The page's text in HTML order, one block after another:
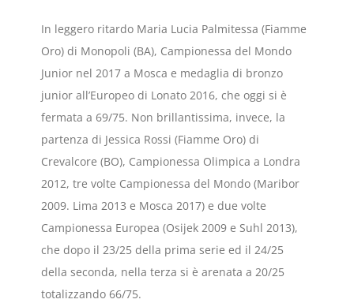
In leggero ritardo Maria Lucia Palmitessa (Fiamme
Oro) di Monopoli (BA), Campionessa del Mondo
Junior nel 2017 a Mosca e medaglia di bronzo
junior all’Europeo di Lonato 2016, che oggi si è
fermata a 69/75. Non brillantissima, invece, la
partenza di Jessica Rossi (Fiamme Oro) di
Crevalcore (BO), Campionessa Olimpica a Londra
2012, tre volte Campionessa del Mondo (Maribor
2009. Lima 2013 e Mosca 2017) e due volte
Campionessa Europea (Osijek 2009 e Suhl 2013),
che dopo il 23/25 della prima serie ed il 24/25
della seconda, nella terza si è arenata a 20/25
totalizzando 66/75.